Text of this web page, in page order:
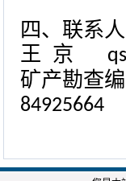
四、联系人
王 京
矿产勘查
84925664